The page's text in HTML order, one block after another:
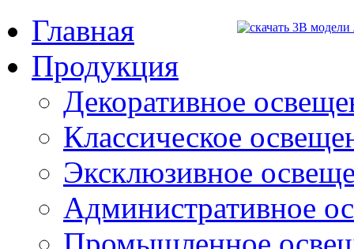
Главная
Продукция
Декоративное
Классическое
Эксклюзивное
Административное